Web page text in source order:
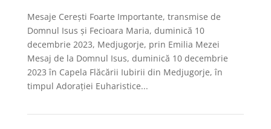
Mesaje Cerești Foarte Importante, transmise de
Domnul Isus și Fecioara Maria, duminică 10
decembrie 2023, Medjugorje, prin Emilia Mezei
Mesaj de la Domnul Isus, duminică 10 decembrie
2023 în Capela Flăcării Iubirii din Medjugorje, în
timpul Adorației Euharistice...